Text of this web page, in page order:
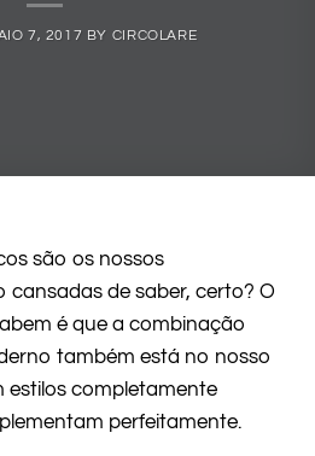
7, 2017 BY CIRCOLARE
são os nossos
cansadas de saber, certo? O
é que a combinação
também está no nosso
estilos completamente
perfeitamente.